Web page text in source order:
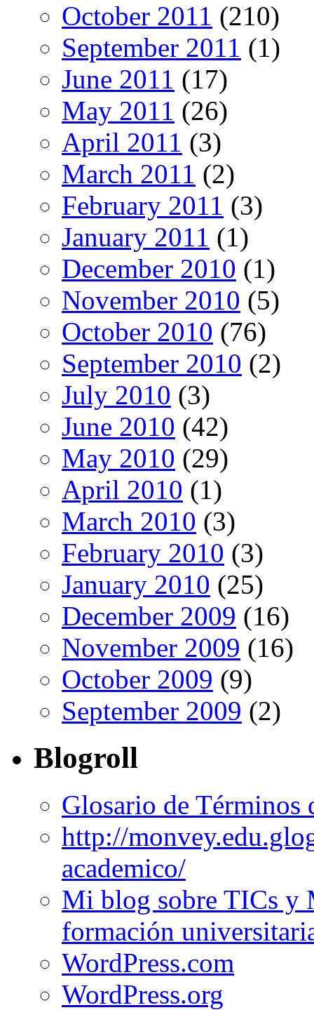
October 2011 (210)
September 2011 (1)
June 2011 (17)
May 2011 (26)
April 2011 (3)
March 2011 (2)
February 2011 (3)
January 2011 (1)
December 2010 (1)
November 2010 (5)
October 2010 (76)
September 2010 (2)
July 2010 (3)
June 2010 (42)
May 2010 (29)
April 2010 (1)
March 2010 (3)
February 2010 (3)
January 2010 (25)
December 2009 (16)
November 2009 (16)
October 2009 (9)
September 2009 (2)
Blogroll
Glosario de Términos
http://
academico/
Mi blog sobre TICs y
formación
WordPress.com
WordPress.org